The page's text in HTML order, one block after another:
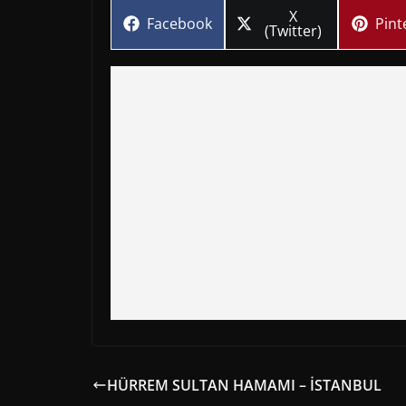
Share
Facebook Share
on
X
(Twitter)
HÜRREM SULTAN HAMAMI – İSTANBUL